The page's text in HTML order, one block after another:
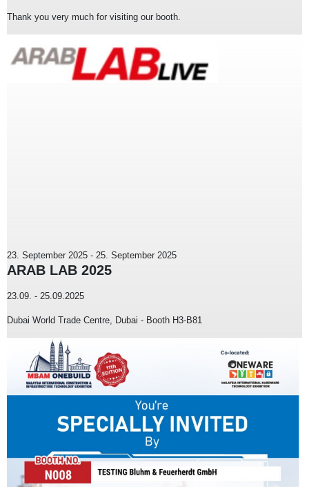
Thank you very much for visiting our booth.
23. September 2025 - 25. September 2025
ARAB LAB 2025
23.09. - 25.09.2025
Dubai World Trade Centre, Dubai - Booth H3-B81